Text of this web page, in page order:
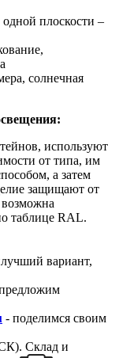
плоскости –
солнечная
используют
от типа, им
а затем
защищают от
таблице RAL.
вариант,
- поделимся своим
Склад и